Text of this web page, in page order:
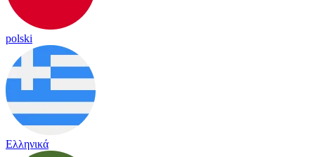
polski
Ελληνικά